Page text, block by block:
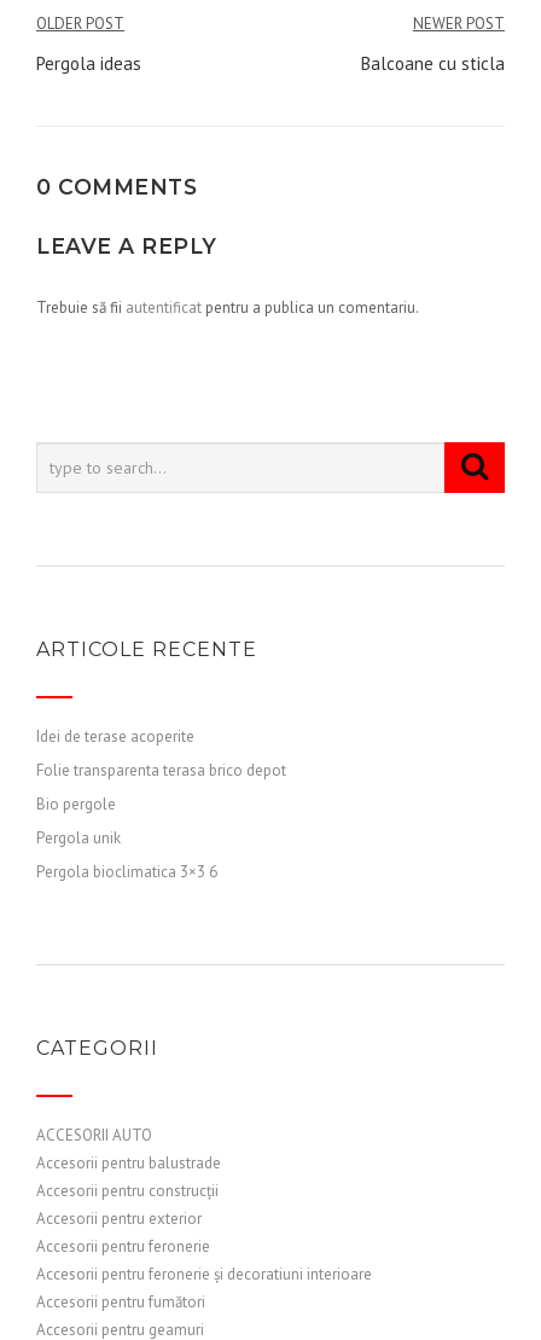
Navigare
în
OLDER POST
Pergola ideas
NEWER POST
Balcoane cu sticla
0 COMMENTS
LEAVE A REPLY
Trebuie să fii autentificat pentru a publica un comentariu.
ARTICOLE RECENTE
Idei de terase acoperite
Folie transparenta terasa brico depot
Bio pergole
Pergola unik
Pergola bioclimatica 3×3 6
CATEGORII
ACCESORII AUTO
Accesorii pentru balustrade
Accesorii pentru construcții
Accesorii pentru exterior
Accesorii pentru feronerie
Accesorii pentru feronerie și decoratiuni interioare
Accesorii pentru fumători
Accesorii pentru geamuri